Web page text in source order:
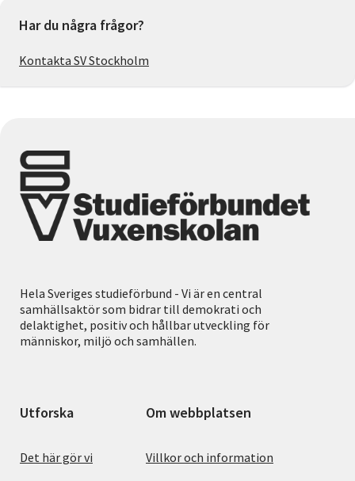
Har du några frågor?
Kontakta SV Stockholm
Hela Sveriges studieförbund - Vi är en central
samhällsaktör som bidrar till demokrati och
delaktighet, positiv och hållbar utveckling för
människor, miljö och samhällen.
Utforska
Det här gör vi
Om webbplatsen
Villkor och information